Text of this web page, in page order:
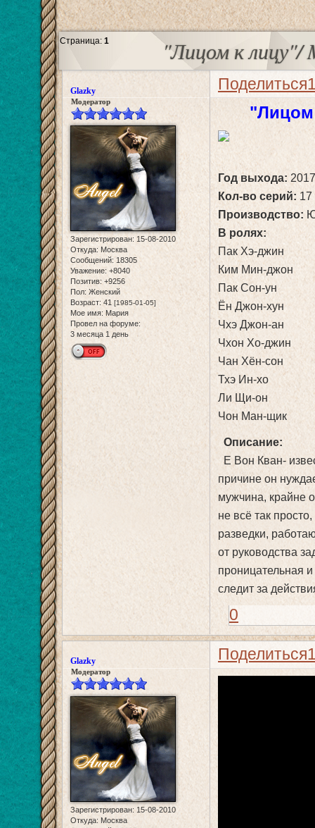
"Лицом к лицу"/
Страница:1
Поделиться
Glazky
Модератор
Зарегистрирован: 15-08-2010
Откуда: Москва
Сообщений: 18305
Уважение: +8040
Позитив: +9256
Пол: Женский
Возраст: 41 [1985-01-05]
Мое имя: Мария
Провел на форуме:
3 месяца 1 день
"Лицом
Год выхода:
Кол-во серий: 17
Производство:
В ролях:
Пак Хэ-джин
Ким Мин-джон
Пак Сон-ун
Ён Джон-хун
Чхэ Джон-ан
Чхон Хо-джин
Чан Хён-сон
Тхэ Ин-хо
Ли Щи-он
Чон Ман-щик
Описание:
Е Вон Кван-
причине он
мужчина, крайне
не всё так
разведки,
от руководства
проницательная
следит за
0
Поделиться
Glazky
Модератор
Зарегистрирован: 15-08-2010
Откуда: Москва